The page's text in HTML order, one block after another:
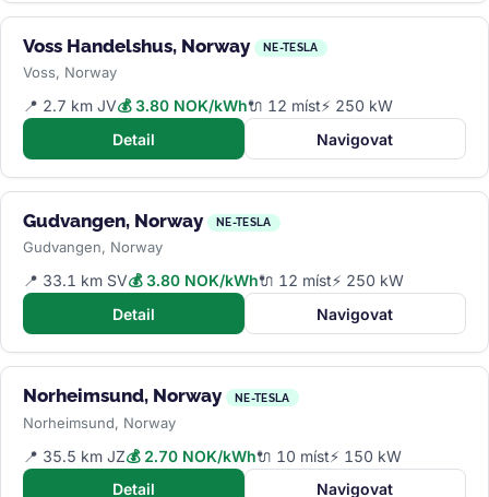
Voss Handelshus, Norway NE-TESLA
Voss, Norway
📍 2.7 km JV💰 3.80 NOK/kWh🔌 12 míst⚡ 250 kW
Detail
Navigovat
Gudvangen, Norway NE-TESLA
Gudvangen, Norway
📍 33.1 km SV💰 3.80 NOK/kWh🔌 12 míst⚡ 250 kW
Detail
Navigovat
Norheimsund, Norway NE-TESLA
Norheimsund, Norway
📍 35.5 km JZ💰 2.70 NOK/kWh🔌 10 míst⚡ 150 kW
Detail
Navigovat